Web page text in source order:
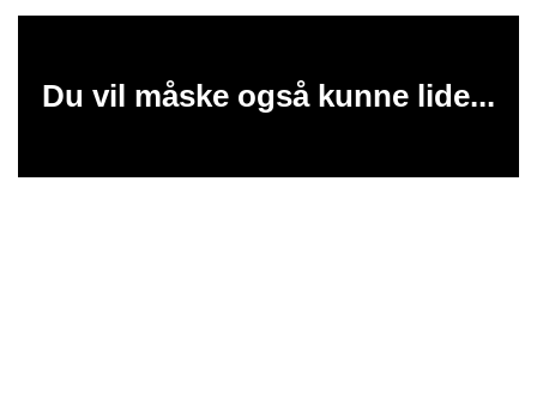
Du vil måske også kunne lide...